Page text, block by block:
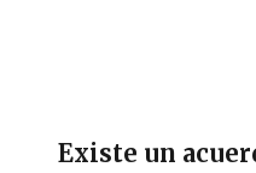
Existe un